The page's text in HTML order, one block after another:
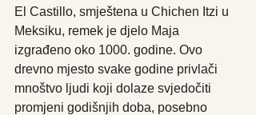
El Castillo, smještena u Chichen Itzi u
Meksiku, remek je djelo Maja
izgrađeno oko 1000. godine. Ovo
drevno mjesto svake godine privlači
mnoštvo ljudi koji dolaze svjedočiti
promjeni godišnjih doba, posebno